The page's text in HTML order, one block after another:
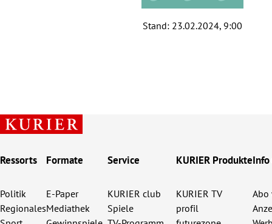
Stand: 23.02.2024, 9:00
Ressorts
Politik
Regionales
Formate
E-Paper
Mediathek
Service
KURIER club
Spiele
KURIER Produkte
KURIER TV
profil
Abo